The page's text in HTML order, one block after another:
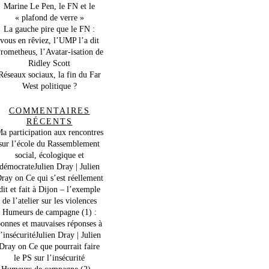
Marine Le Pen, le FN et le
« plafond de verre »
La gauche pire que le FN :
vous en rêviez, l’UMP l’a dit
l’Avatar-isation de
Ridley Scott
sociaux, la fin du Far
West politique ?
COMMENTAIRES
RÉCENTS
participation aux rencontres
l’école du Rassemblement
social, écologique et
démocrateJulien Dray | Julien
on Ce qui s’est réellement
et fait à Dijon – l’exemple
de l’atelier sur les violences
Humeurs de campagne (1) :
et mauvaises réponses à
Dray | Julien
on Ce que pourrait faire
le PS sur l’insécurité